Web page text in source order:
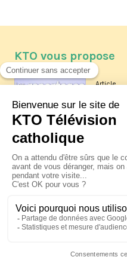
KTO vous propose
Article
Les
La
XIV à
jeudi 6
Le
Pérou